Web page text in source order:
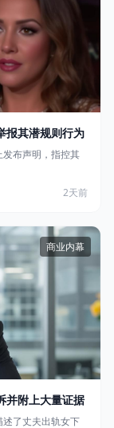
报其潜规则行为
布声明，指控其
2天前
商业内幕
并附上大量证据
了丈夫出轨女下